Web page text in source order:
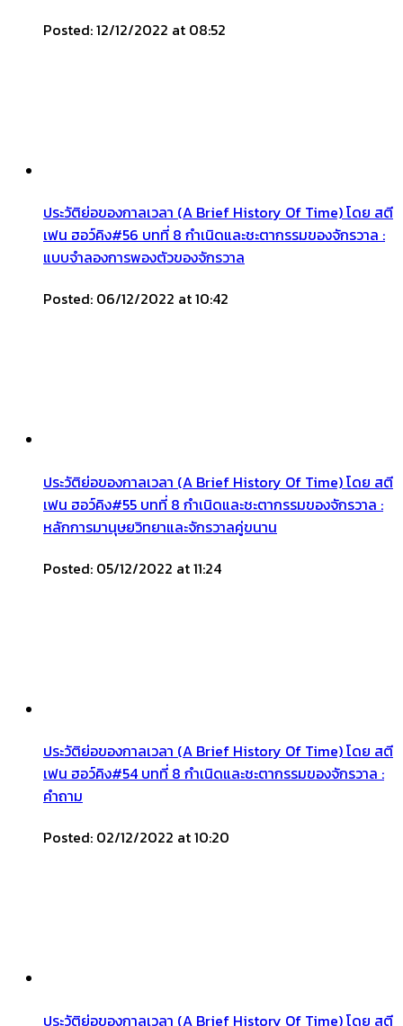
Posted: 12/12/2022 at 08:52
ประวัติย่อของกาลเวลา (A Brief History Of Time) โดย สตี
เฟน ฮอว์คิง#56 บทที่ 8 กำเนิดและชะตากรรมของจักรวาล :
แบบจำลองการพองตัวของจักรวาล
Posted: 06/12/2022 at 10:42
ประวัติย่อของกาลเวลา (A Brief History Of Time) โดย สตี
เฟน ฮอว์คิง#55 บทที่ 8 กำเนิดและชะตากรรมของจักรวาล :
หลักการมานุษยวิทยาและจักรวาลคู่ขนาน
Posted: 05/12/2022 at 11:24
ประวัติย่อของกาลเวลา (A Brief History Of Time) โดย สตี
เฟน ฮอว์คิง#54 บทที่ 8 กำเนิดและชะตากรรมของจักรวาล :
คำถาม
Posted: 02/12/2022 at 10:20
ประวัติย่อของกาลเวลา (A Brief History Of Time) โดย สตี